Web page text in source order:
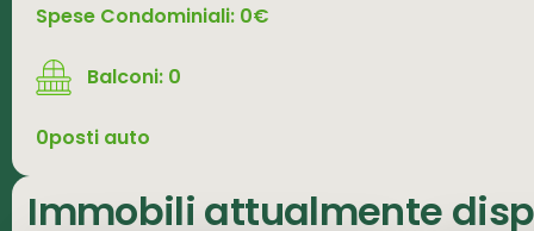
Spese Condominiali: 0€
Balconi: 0
0posti auto
Immobili attualmente